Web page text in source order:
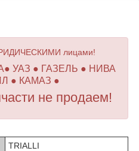
лицами!
УАЗ ● ГАЗЕЛЬ ● НИВА
● КАМАЗ ●
не продаем!
TRIALLI